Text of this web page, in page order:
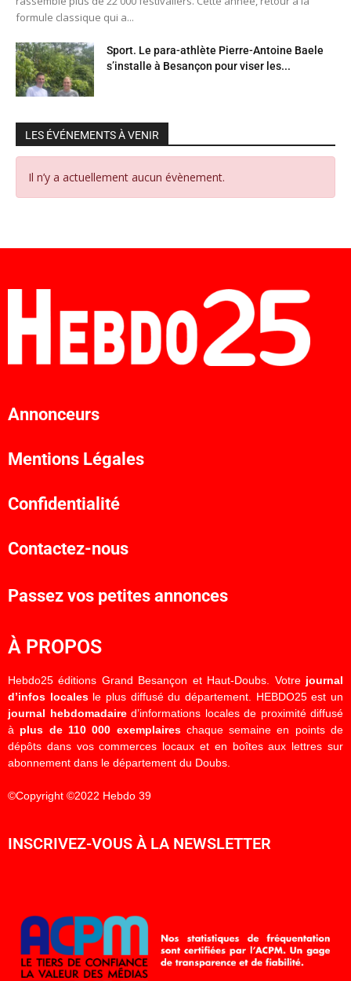
formule classique qui a...
Sport. Le para-athlète Pierre-Antoine Baele
s’installe à Besançon pour viser les...
LES ÉVÉNEMENTS À VENIR
Il n’y a actuellement aucun évènement.
Annonceurs
Mentions Légales
Confidentialité
Contactez-nous
Passez vos petites annonces
À PROPOS
Hebdo25 éditions Grand Besançon et Haut-Doubs. Votre journal
d’infos localesle plus diffusé du département. HEBDO25 est un
journal hebdomadaired’informations locales de proximité diffusé
à plus de 110 000 exemplaireschaque semaine en points de
dépôts dans vos commerces locaux et en boîtes aux lettres sur
abonnement dans le département du Doubs.
©Copyright ©2022 Hebdo 39
INSCRIVEZ-VOUS À LA NEWSLETTER